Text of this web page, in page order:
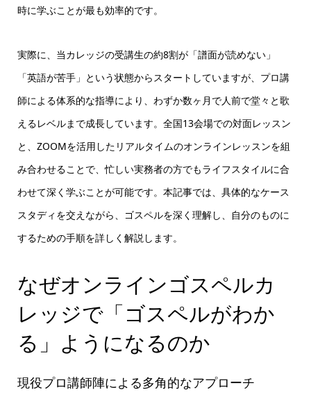
時に学ぶことが最も効率的です。
実際に、当カレッジの受講生の約8割が「譜面が読めない」
「英語が苦手」という状態からスタートしていますが、プロ講
師による体系的な指導により、わずか数ヶ月で人前で堂々と歌
えるレベルまで成長しています。全国13会場での対面レッスン
と、ZOOMを活用したリアルタイムのオンラインレッスンを組
み合わせることで、忙しい実務者の方でもライフスタイルに合
わせて深く学ぶことが可能です。本記事では、具体的なケース
スタディを交えながら、ゴスペルを深く理解し、自分のものに
するための手順を詳しく解説します。
なぜオンラインゴスペルカ
レッジで「ゴスペルがわか
る」ようになるのか
現役プロ講師陣による多角的なアプローチ